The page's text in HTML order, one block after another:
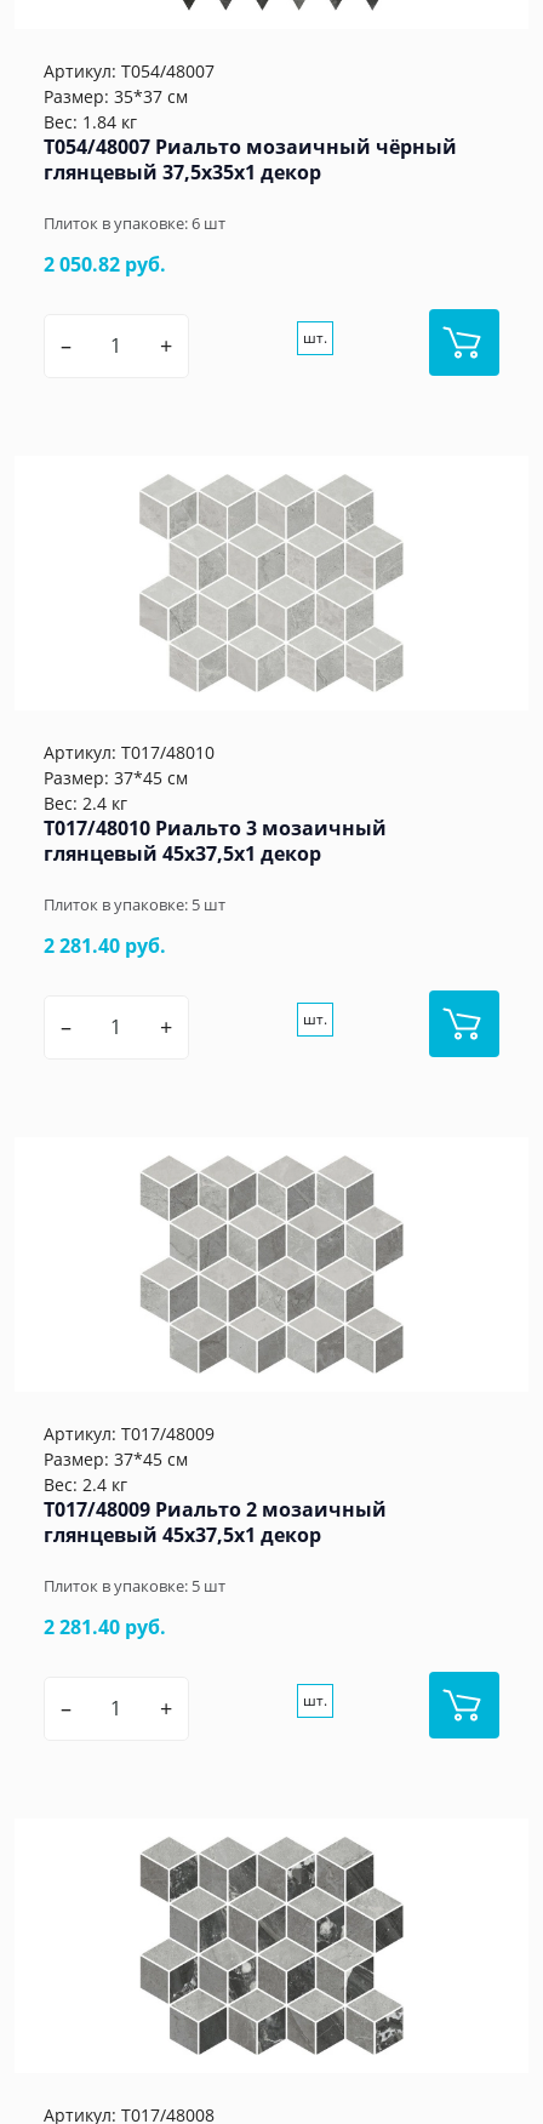
Артикул: T054/48007
Размер: 35*37 см
Вес: 1.84 кг
T054/48007 Риальто мозаичный чёрный
глянцевый 37,5x35x1 декор
Плиток в упаковке:6 шт
2 050.82 руб.
– + шт.
Артикул: T017/48010
Размер: 37*45 см
Вес: 2.4 кг
T017/48010 Риальто 3 мозаичный
глянцевый 45x37,5x1 декор
Плиток в упаковке: 5 шт
2 281.40 руб.
– + шт.
Артикул: T017/48009
Размер: 37*45 см
Вес: 2.4 кг
T017/48009 Риальто 2 мозаичный
глянцевый 45x37,5x1 декор
Плиток в упаковке: 5 шт
2 281.40 руб.
– + шт.
Артикул: T017/48008